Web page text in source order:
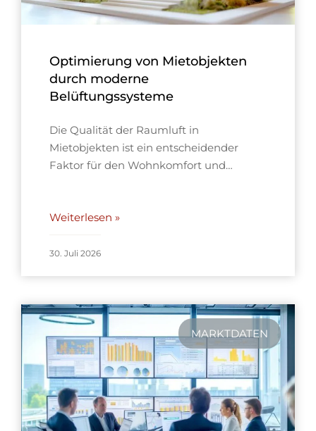
Optimierung von Mietobjekten
durch moderne
Belüftungssysteme
Die Qualität der Raumluft in
Mietobjekten ist ein entscheidender
Faktor für den Wohnkomfort und…
Weiterlesen »
30. Juli 2026
MARKTDATEN